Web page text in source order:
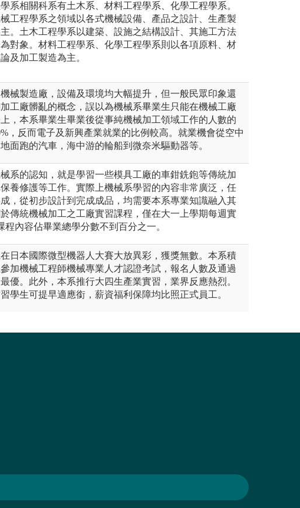
系相關科系有土木系、材料工程學系、化學工程學系。
工程學系之領域以各式機械設備、產品之設計、生產製
。土木工程學系以建築、設施之結構設計、其施工方法
對象。材料工程學系、化學工程學系則以各項原料、材
及加工製造為主。
械製造廠，設備及環境均大幅提升，但一般民眾印象還
工廠髒亂的概念，誤以為機械系畢業生只能在機械工廠
，本系畢業生畢業後從事純機械加工領域工作的人數的
，反而電子及新興產業就業的比例較高。就業機會從空中
面跑的汽車，海中游的輪船到微奈米驅動器等。
系的認知，就是學習一些模具工廠的車鉗銑鉋等傳統加
養修護等工作。實際上機械系學習的內容非常廣泛，任
，從初步設計到完成成品，均需要本系專業知識融入其
傳統機械加工之工廠實習課程，僅在大一上學期每週實
程內容佔畢業總學分數不到百分之一。
日本國際微型機器人大賽大放異彩，獲獎無數。本系積
加機械工程師機械專業人才認證考試，報名人數及通過
優。此外，本系推行大四生產業實習，業界反應熱烈。
學生可提早適應銜，薪資福利保障均比照正式員工。